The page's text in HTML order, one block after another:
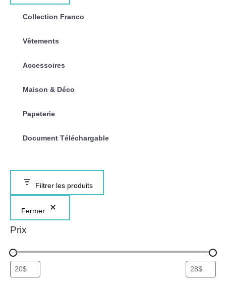
Collection Franco
Vêtements
Accessoires
Maison & Déco
Papeterie
Document Téléchargable
Filtrer les produits
Fermer
Prix